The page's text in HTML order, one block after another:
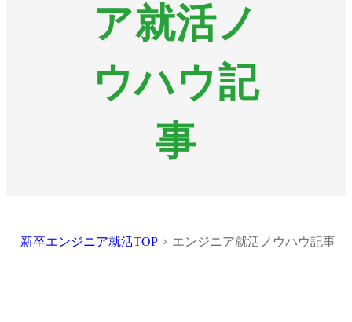
ア就活ノ
ウハウ記
事
新卒エンジニア就活TOP エンジニア就活ノウハウ記事